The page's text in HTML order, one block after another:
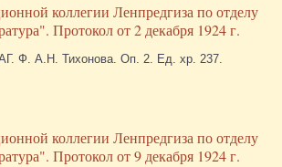
коллегии Ленпредгиза по отделу
Протокол от 2 декабря 1924 г.
Ф. А.Н. Тихонова. Оп. 2. Ед. хр. 237.
коллегии Ленпредгиза по отделу
Протокол от 9 декабря 1924 г.